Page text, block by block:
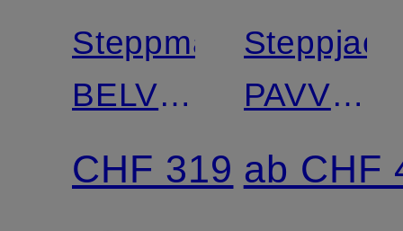
Steppmantel
BELVITESSE
LONG
mit
CHF 319
PAVVA
mit
ab CHF